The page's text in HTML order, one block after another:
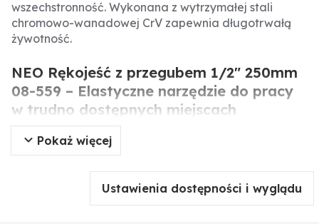
wszechstronność. Wykonana z wytrzymałej stali
chromowo-wanadowej CrV zapewnia długotrwałą
żywotność.
NEO Rękojeść z przegubem 1/2" 250mm
08-559 – Elastyczne narzędzie do pracy
w trudno dostępnych miejscach
Rękojeść z przegubem marki NEO o długości 250 mm
służy do przenoszenia momentu obrotowego z
grzechotki na nasadkę w miejscach o ograniczonym
dostępie. Dzięki przegubowi umożliwia pracę pod
kątem, co jest nieocenione w ciasnych przestrzeniach.
Pokaż więcej
Ustawienia dostępności i wyglądu